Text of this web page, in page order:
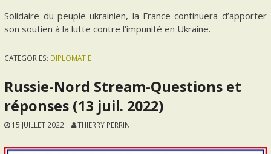
Solidaire du peuple ukrainien, la France continuera d’apporter
son soutien à la lutte contre l’impunité en Ukraine.
CATEGORIES: DIPLOMATIE
Russie-Nord Stream-Questions et
réponses (13 juil. 2022)
15 JUILLET 2022 THIERRY PERRIN